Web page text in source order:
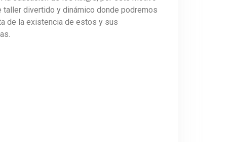
divertido y dinámico donde podremos
de la existencia de estos y sus